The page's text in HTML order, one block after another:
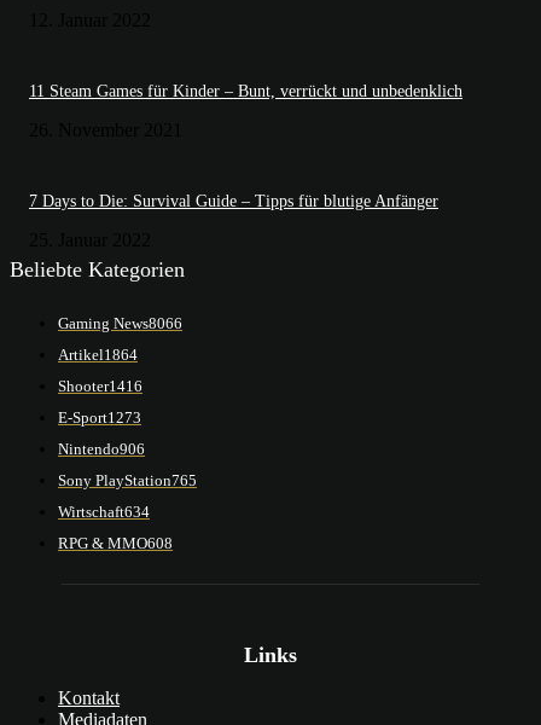
11 Steam Games für Kinder – Bunt, verrückt und unbedenklich
7 Days to Die: Survival Guide – Tipps für blutige Anfänger
Beliebte Kategorien
Gaming News8066
Artikel1864
Shooter1416
E-Sport1273
Nintendo906
Sony PlayStation765
Wirtschaft634
RPG & MMO608
Links
Kontakt
Mediadaten